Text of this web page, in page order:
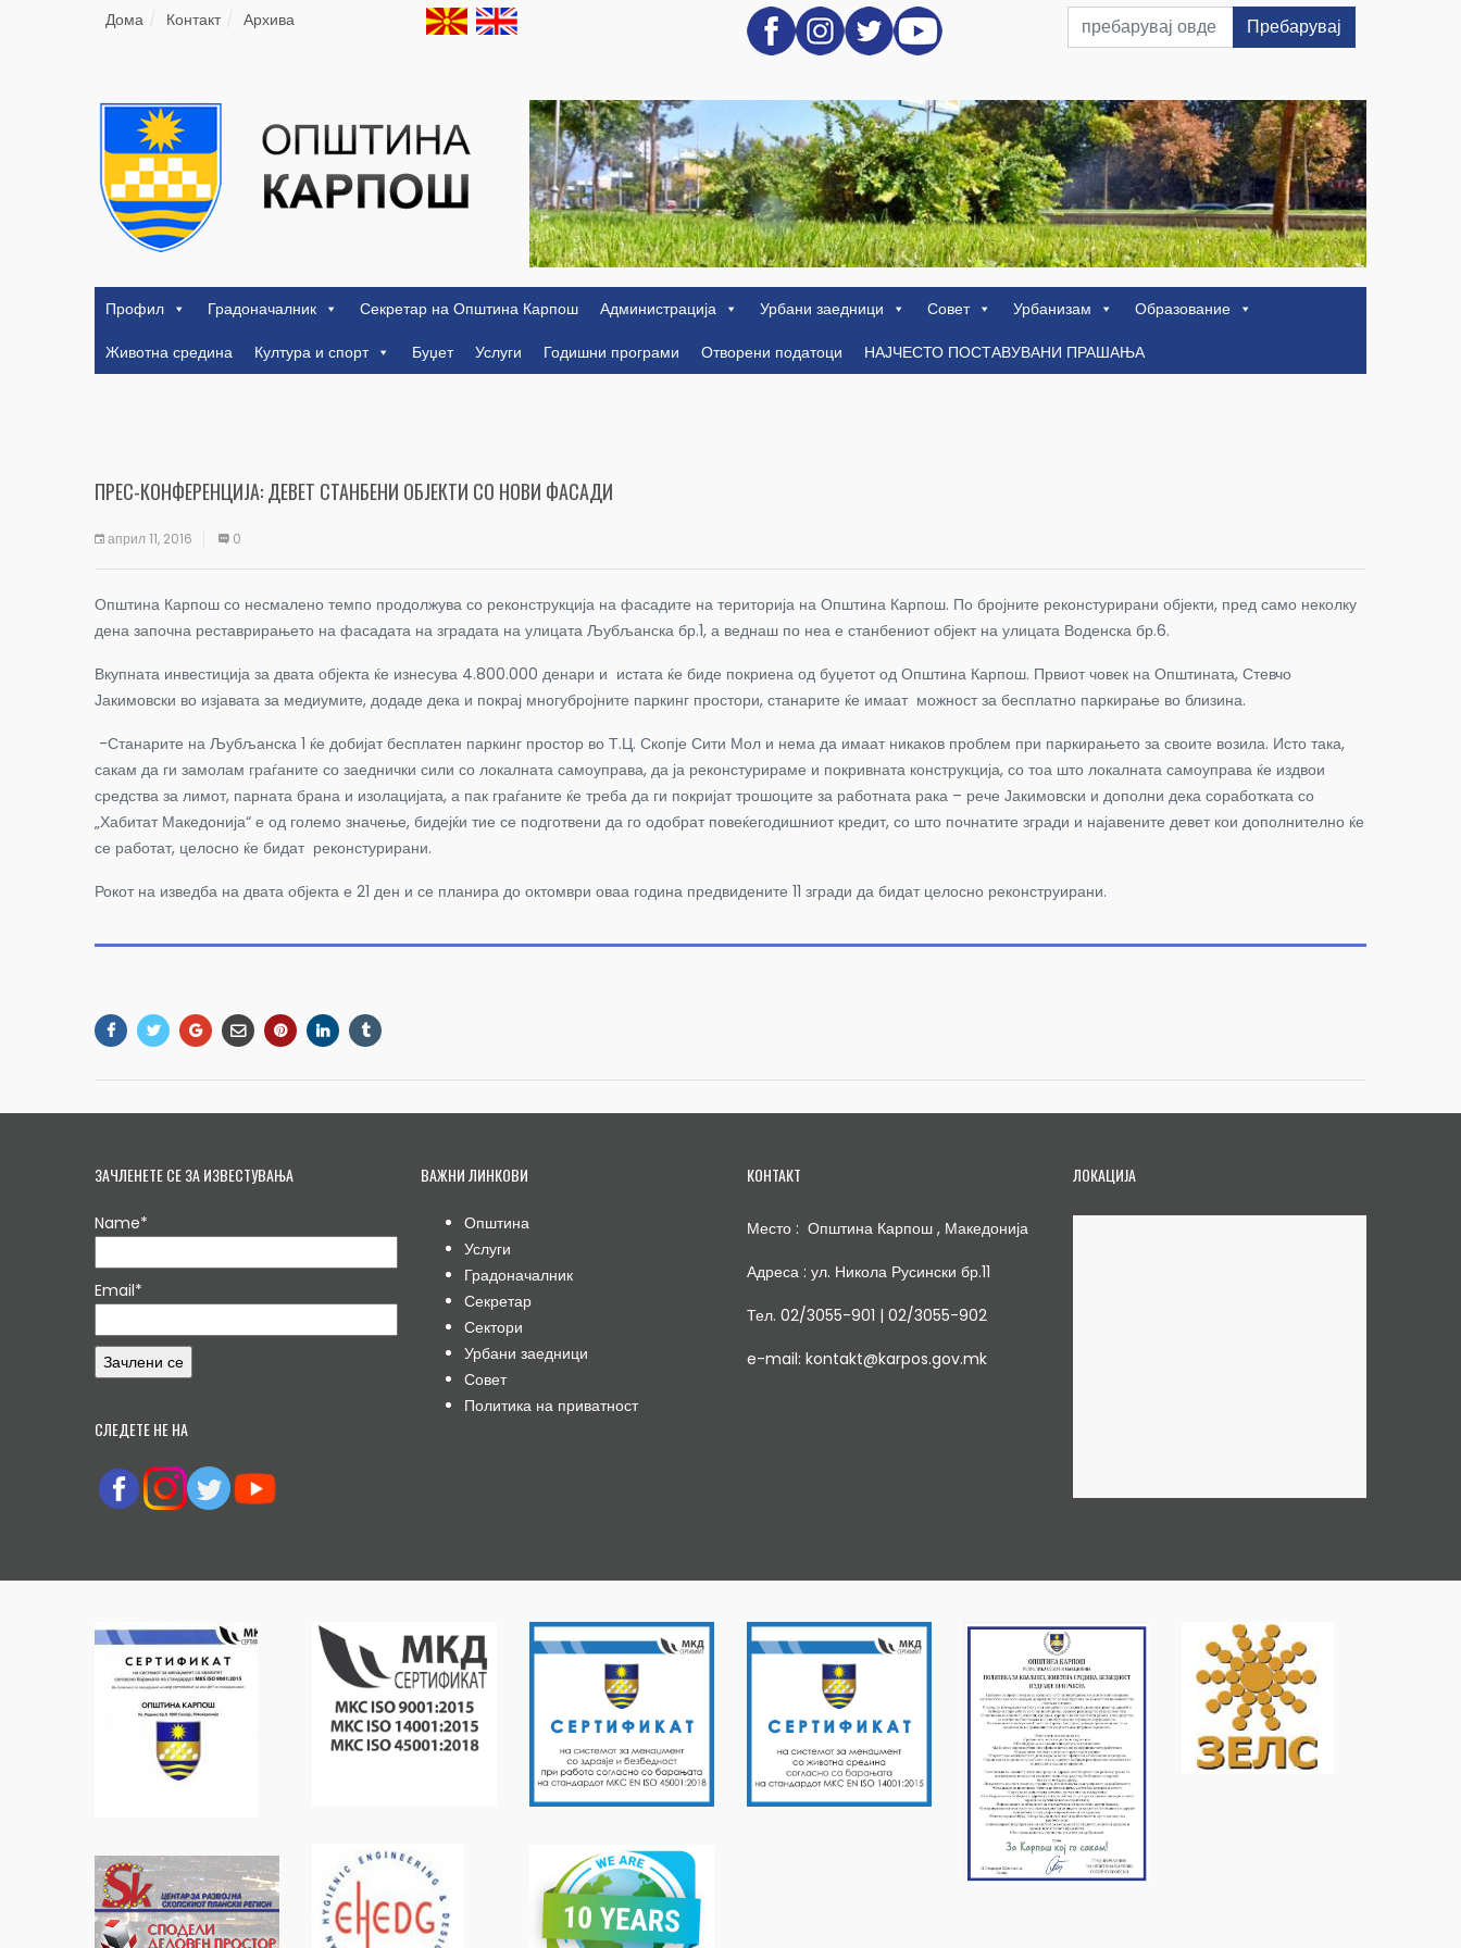
Дома Контакт Архива Пребарувај
Профил Градоначалник Секретар на Општина Карпош Администрација Урбани заедници Совет Урбанизам
Образование
Животна средина
Култура и спорт Буџет Услуги Годишни програми Отворени податоци НАЈЧЕСТО ПОСТАВУВАНИ ПРАШАЊА
ПРЕС-КОНФЕРЕНЦИЈА: ДЕВЕТ СТАНБЕНИ ОБЈЕКТИ СО НОВИ ФАСАДИ
април 11, 2016 0
Општина Карпош со несмалено темпо продолжува со реконструкција на фасадите на територија на Општина Карпош. По бројните реконстурирани објекти, пред само неколку
дена започна реставрирањето на фасадата на зградата на улицата Љубљанска бр.1, а веднаш по неа е станбениот објект на улицата Воденска бр.6.
Вкупната инвестиција за двата објекта ќе изнесува 4.800.000 денари и истата ќе биде покриена од буџетот од Општина Карпош. Првиот човек на Општината, Стевчо
Јакимовски во изјавата за медиумите, додаде дека и покрај многубројните паркинг простори, станарите ќе имаат можност за бесплатно паркирање во близина.
-Станарите на Љубљанска 1 ќе добијат бесплатен паркинг простор во Т.Ц. Скопје Сити Мол и нема да имаат никаков проблем при паркирањето за своите возила. Исто така,
сакам да ги замолам граѓаните со заеднички сили со локалната самоуправа, да ја реконстурираме и покривната конструкција, со тоа што локалната самоуправа ќе издвои
средства за лимот, парната брана и изолацијата, а пак граѓаните ќе треба да ги покријат трошоците за работната рака – рече Јакимовски и дополни дека соработката со
„Хабитат Македонија“ е од големо значење, бидејќи тие се подготвени да го одобрат повеќегодишниот кредит, со што почнатите згради и најавените девет кои дополнително ќе
се работат, целосно ќе бидат реконстурирани.
Рокот на изведба на двата објекта е 21 ден и се планира до октомври оваа година предвидените 11 згради да бидат целосно реконструирани.
ЗАЧЛЕНЕТЕ СЕ ЗА ИЗВЕСТУВАЊА
Name*
Email*
СЛЕДЕТЕ НЕ НА
ВАЖНИ ЛИНКОВИ
Општина
Услуги
Градоначалник
Секретар
Сектори
Урбани заедници
Совет
Политика на приватност
КОНТАКТ
Место : Општина Карпош , Македонија
Адреса : ул. Никола Русински бр.11
Тел. 02/3055-901 | 02/3055-902
e-mail: kontakt@karpos.gov.mk
ЛОКАЦИЈА